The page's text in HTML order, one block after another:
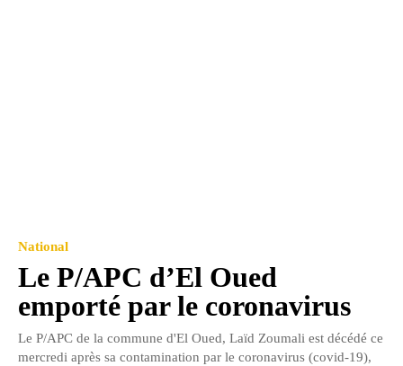
National
Le P/APC d’El Oued
emporté par le coronavirus
Le P/APC de la commune d'El Oued, Laïd Zoumali est décédé ce
mercredi après sa contamination par le coronavirus (covid-19),